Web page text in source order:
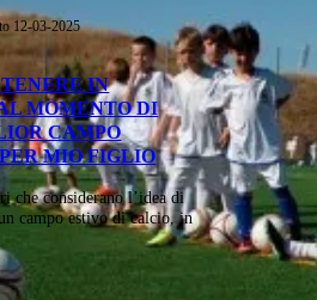
12-03-2025
IN
MOMENTO DI
CAMPO
MIO FIGLIO
che considerano l’idea di
campo estivo di calcio, in